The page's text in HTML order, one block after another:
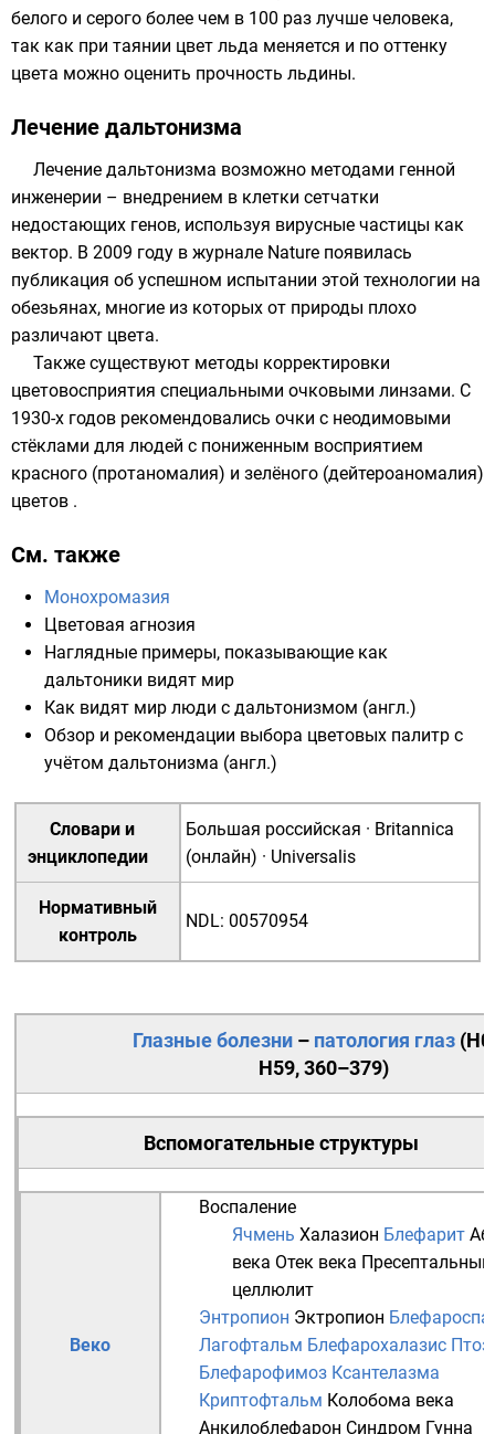
белого и серого более чем в 100 раз лучше человека,
так как при таянии цвет льда меняется и по оттенку
цвета можно оценить прочность льдины.
Лечение дальтонизма
Лечение дальтонизма возможно методами генной
инженерии – внедрением в клетки сетчатки
недостающих генов, используя вирусные частицы как
вектор. В 2009 году в журнале Nature появилась
публикация об успешном испытании этой технологии на
обезьянах, многие из которых от природы плохо
различают цвета.
Также существуют методы корректировки
цветовосприятия специальными очковыми линзами. С
1930-х годов рекомендовались очки с неодимовыми
стёклами для людей с пониженным восприятием
красного (протаномалия) и зелёного (дейтероаномалия)
цветов .
См. также
Монохромазия
Цветовая агнозия
Наглядные примеры, показывающие как
дальтоники видят мир
Как видят мир люди с дальтонизмом (англ.)
Обзор и рекомендации выбора цветовых палитр с
учётом дальтонизма (англ.)
Словари и
энциклопедии
Большая российская · Britannica
(онлайн) · Universalis
Нормативный
контроль
NDL: 00570954
Глазные болезни – патология глаз (
H59,360–379)
Вспомогательные структуры
Веко
Воспаление
Ячмень Халазион Блефарит
века Отек века Пресептальный
целлюлит
Энтропион Эктропион
Лагофтальм Блефарохалазис Птоз
Блефарофимоз Ксантелазма
Криптофтальм Колобома века
Анкилоблефарон Синдром Гунна